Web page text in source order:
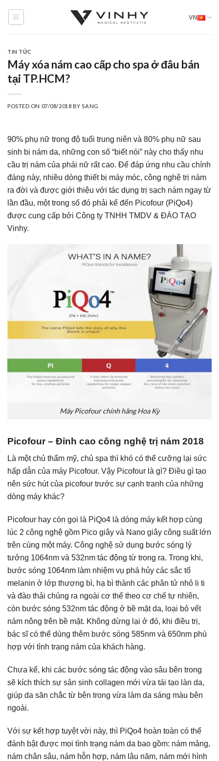
VN
TIN TỨC
Máy xóa nám cao cấp cho spa ở đâu bán
tại TP.HCM?
POSTED ON 07/08/2018 BY SANG
90% phụ nữ trong độ tuổi trung niên và 80% phụ nữ sau
sinh bị nám da, những con số “biết nói” này cho thấy nhu
cầu trị nám của phái nữ rất cao. Để đáp ứng nhu cầu chính
đáng này, nhiều dòng thiết bị máy móc, công nghệ trị nám
ra đời và được giới thiệu với tác dụng trị sạch nám ngay từ
lần đầu, một trong số đó phải kể đến Picofour (PiQo4)
được cung cấp bởi Công ty TNHH TMDV & ĐÀO TẠO
Vinhy.
Máy Picofour chính hãng Hoa Kỳ
Picofour – Đỉnh cao công nghệ trị nám 2018
Là một chủ thẩm mỹ, chủ spa thì khó có thể cưỡng lại sức
hấp dẫn của máy Picofour. Vậy Picofour là gì? Điều gì tạo
nên sức hút của picofour trước sự cạnh tranh của những
dòng máy khác?
Picofour hay còn gọi là PiQo4 là dòng máy kết hợp cùng
lúc 2 công nghệ gồm Pico giây và Nano giây công suất lớn
trên cùng một máy. Công nghệ sử dụng bước sóng lý
tưởng 1064nm và 532nm tác động từ trong ra. Trong khi,
bước sóng 1064nm làm nhiệm vụ phá hủy các sắc tố
melanin ở lớp thượng bì, hạ bì thành các phân tử nhỏ li ti
và đào thải chúng ra ngoài cơ thể theo cơ chế tự nhiên,
còn bước sóng 532nm tác động ở bề mặt da, loại bỏ vết
nám nông trên bề mặt. Không dừng lại ở đó, khi điều trị,
bác sĩ có thể dùng thêm bước sóng 585nm và 650nm phù
hợp với tình trạng nám của khách hàng.
Chưa kể, khi các bước sóng tác động vào sâu bên trong
sẽ kích thích sự sản sinh collagen mới vừa tái tạo làn da,
giúp da săn chắc từ bên trong vừa làm da sáng màu bên
ngoài.
Với sự kết hợp tuyệt vời này, thì PiQo4 hoàn toàn có thể
đánh bật được mọi tình trạng nám da bao gồm: nám mảng,
nám chân sâu, nám hỗn hợp, nám lâu năm, nám mới hình